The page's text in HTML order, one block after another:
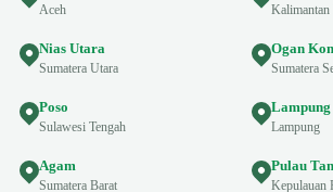
Aceh Kalimantan
Nias Utara
Sumatera Utara
Ogan
Sumatera
Poso
Sulawesi Tengah Lampung
Agam
Sumatera Barat
Pulau
Kepulauan